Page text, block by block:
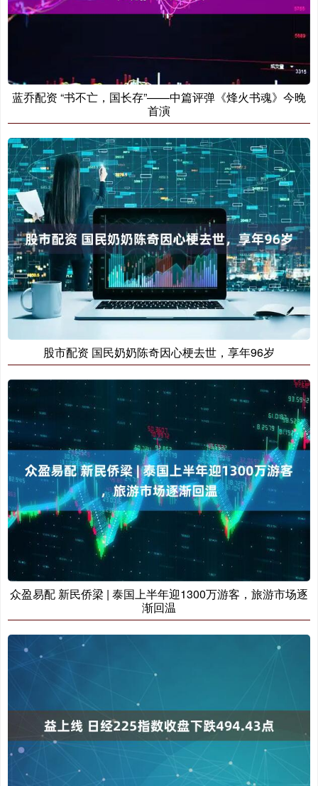
蓝乔配资 “书不亡，国长存”——中篇评弹《烽火书魂》今晚
首演
股市配资 国民奶奶陈奇因心梗去世，享年96岁
众盈易配 新民侨梁 | 泰国上半年迎1300万游客，旅游市场逐
渐回温